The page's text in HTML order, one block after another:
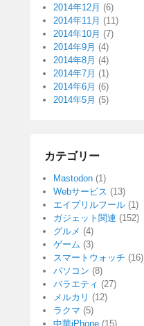
2014年12月 (6)
2014年11月 (11)
2014年10月 (7)
2014年9月 (4)
2014年8月 (4)
2014年7月 (1)
2014年6月 (6)
2014年5月 (5)
カテゴリー
Mastodon (1)
Webサービス (13)
エイプリルフール (1)
ガジェット関連 (152)
グルメ (4)
ゲーム (3)
スマートウォッチ (16)
パソコン (8)
バラエティ (27)
メルカリ (12)
ラクマ (5)
中華iPhone (15)